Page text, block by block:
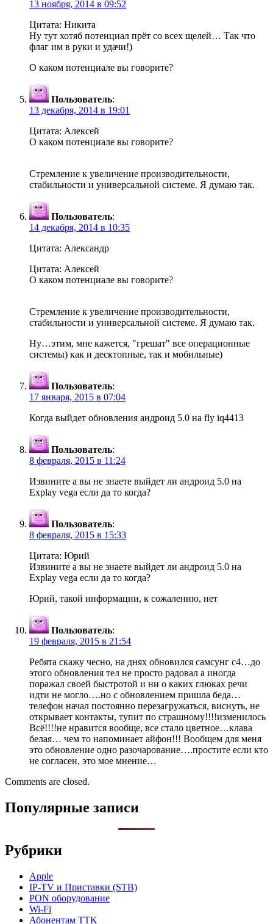
13 ноября, 2014 в 09:52
Цитата: Никита
Ну тут хотяб потенциал прёт со всех щелей… Так что
флаг им в руки и удачи!)
О каком потенциале вы говорите?
Пользователь:
13 декабря, 2014 в 19:01
Цитата: Алексей
О каком потенциале вы говорите?
Стремление к увеличение производительности,
стабильности и универсальной системе. Я думаю так.
Пользователь:
14 декабря, 2014 в 10:35
Цитата: Александр
Цитата: Алексей
О каком потенциале вы говорите?
Стремление к увеличение производительности,
стабильности и универсальной системе. Я думаю так.
Ну…этим, мне кажется, "грешат" все операционные
системы) как и десктопные, так и мобильные)
Пользователь:
17 января, 2015 в 07:04
Когда выйдет обновления андроид 5.0 на fly iq4413
Пользователь:
8 февраля, 2015 в 11:24
Извините а вы не знаете выйдет ли андроид 5.0 на
Explay vega если да то когда?
Пользователь:
8 февраля, 2015 в 15:33
Цитата: Юрий
Извините а вы не знаете выйдет ли андроид 5.0 на
Explay vega если да то когда?
Юрий, такой информации, к сожалению, нет
Пользователь:
19 февраля, 2015 в 21:54
Ребята скажу чесно, на днях обновился самсунг с4…до
этого обновления тел не просто радовал а иногда
поражал своей быстротой и ни о каких глюках речи
идти не могло….но с обновлением пришла беда…
телефон начал постоянно перезагружаться, виснуть, не
открывает контакты, тупит по страшному!!!!изменилось
Всё!!!!не нравится вообще, все стало цветное…клава
белая… чем то напоминает айфон!!! Вообщем для меня
это обновление одно разочарование….простите если кто
не согласен, это мое мнение…
Comments are closed.
Популярные записи
Рубрики
Apple
IP-TV и Приставки (STB)
PON оборудование
Wi-Fi
Абонентам TTK